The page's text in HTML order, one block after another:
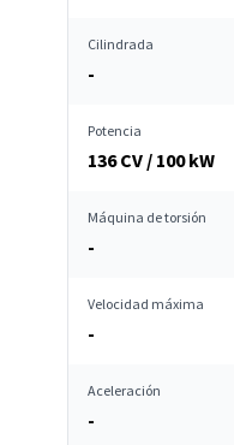
Cilindrada
-
Potencia
136 CV / 100 kW
Máquina de torsión
-
Velocidad máxima
-
Aceleración
-